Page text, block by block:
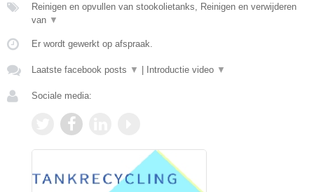
Reinigen en opvullen van stookolietanks, Reinigen en verwijderen
van ▼
Er wordt gewerkt op afspraak.
Laatste facebook posts ▼ | Introductie video ▼
Sociale media: